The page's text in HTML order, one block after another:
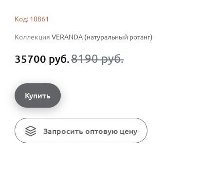
Код: 10861
Коллекция VERANDA (натуральный ротанг)
35700 руб.8190 руб.
Купить
Запросить оптовую цену